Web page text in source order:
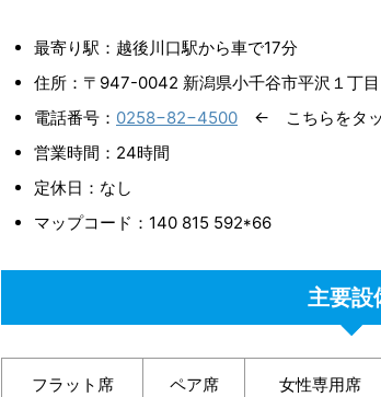
最寄り駅：越後川口駅から車で17分
住所：〒947-0042 新潟県小千谷市平沢１丁
電話番号： 0258−82−4500 ← こちらをタッ
営業時間：24時間
定休日：なし
マップコード：140 815 592*66
主要設
フラット席 ペア席 女性専用席